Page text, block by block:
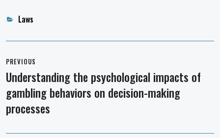
Categories
Laws
navigation
PREVIOUS
Previous
post:
Understanding the psychological impacts of
gambling behaviors on decision-making
processes